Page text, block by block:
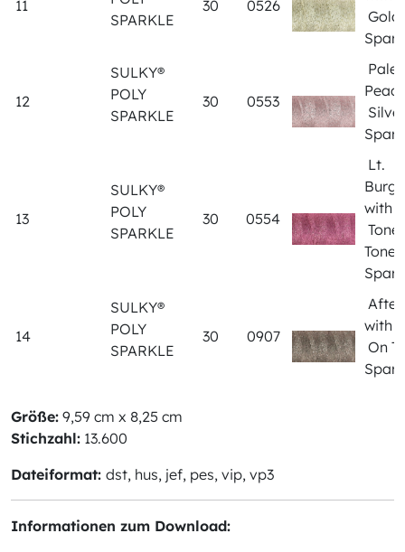
11
SPARKLE
30 0526
Gold
12
SULKY®
POLY
SPARKLE
30 0553
Pale
Silver
13
SULKY®
POLY
SPARKLE
30 0554
Lt.
with
Tone
Tone
14
SULKY®
POLY
SPARKLE
30 0907
with
On
Größe: 9,59 cm x 8,25 cm
Stichzahl: 13.600
Dateiformat: dst, hus, jef, pes, vip, vp3
Informationen zum Download: